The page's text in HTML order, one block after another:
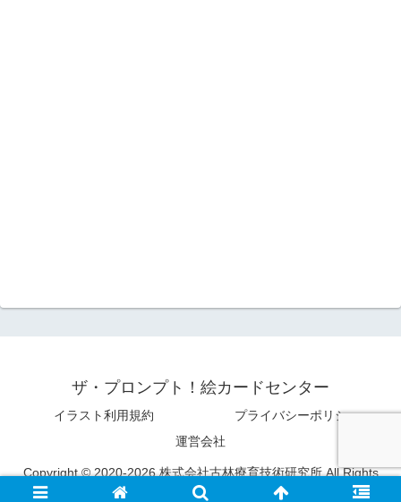
ザ・プロンプト！絵カードセンター
イラスト利用規約
プライバシーポリシー
運営会社
Copyright © 2020-2026 株式会社古林療育技術研究所 All Rights
Reserved.